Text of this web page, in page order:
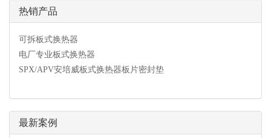
热销产品
可拆板式换热器
电厂专业板式换热器
SPX/APV安培威板式换热器板片密封垫
最新案例